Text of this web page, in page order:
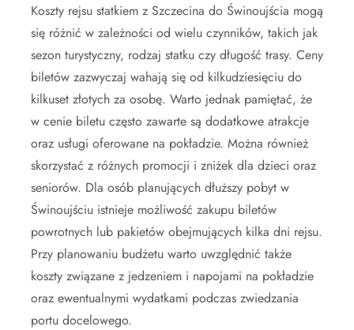
Koszty rejsu statkiem z Szczecina do Świnoujścia mogą
się różnić w zależności od wielu czynników, takich jak
sezon turystyczny, rodzaj statku czy długość trasy. Ceny
biletów zazwyczaj wahają się od kilkudziesięciu do
kilkuset złotych za osobę. Warto jednak pamiętać, że
w cenie biletu często zawarte są dodatkowe atrakcje
oraz usługi oferowane na pokładzie. Można również
skorzystać z różnych promocji i zniżek dla dzieci oraz
seniorów. Dla osób planujących dłuższy pobyt w
Świnoujściu istnieje możliwość zakupu biletów
powrotnych lub pakietów obejmujących kilka dni rejsu.
Przy planowaniu budżetu warto uwzględnić także
koszty związane z jedzeniem i napojami na pokładzie
oraz ewentualnymi wydatkami podczas zwiedzania
portu docelowego.